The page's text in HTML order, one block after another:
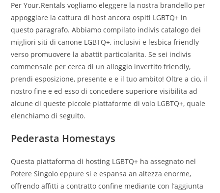
Per Your.Rentals vogliamo eleggere la nostra brandello per
appoggiare la cattura di host ancora ospiti LGBTQ+ in
questo paragrafo. Abbiamo compilato indivis catalogo dei
migliori siti di canone LGBTQ+, inclusivi e lesbica friendly
verso promuovere la abattit particolarita. Se sei indivis
commensale per cerca di un alloggio invertito friendly,
prendi esposizione, presente e e il tuo ambito! Oltre a cio, il
nostro fine e ed esso di concedere superiore visibilita ad
alcune di queste piccole piattaforme di volo LGBTQ+, quale
elenchiamo di seguito.
Pederasta Homestays
Questa piattaforma di hosting LGBTQ+ ha assegnato nel
Potere Singolo eppure si e espansa an altezza enorme,
offrendo affitti a contratto confine mediante con l’aggiunta